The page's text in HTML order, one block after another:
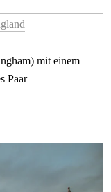
mit einem
Paar